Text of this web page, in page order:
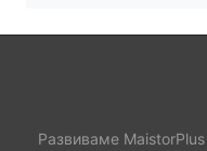
Развиваме